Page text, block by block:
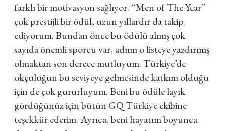
farklı bir motivasyon sağlıyor. “Men of The Year”
çok prestijli bir ödül, uzun yıllardır da takip
ediyorum. Bundan önce bu ödülü almış çok
sayıda önemli sporcu var, adımı o listeye yazdırmış
olmaktan son derece mutluyum. Türkiye’de
okçuluğun bu seviyeye gelmesinde katkım olduğu
için de çok gururluyum. Beni bu ödüle layık
gördüğünüz için bütün GQ Türkiye ekibine
teşekkür ederim. Ayrıca, beni hayatım boyunca